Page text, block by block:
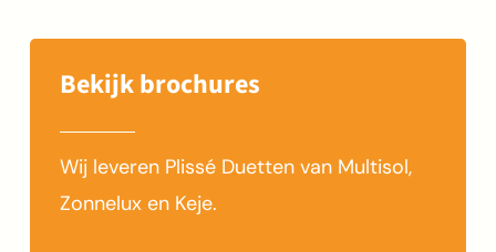
Bekijk brochures
Wij leveren Plissé Duetten van Multisol,
Zonnelux en Keje.